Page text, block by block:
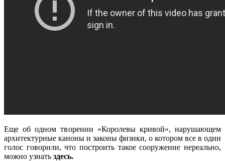
Еще об одном творении «Королевы кривой», нарушающем
архитектурные каноны и законы физики, о котором все в один
голос говорили, что построить такое сооружение нереально,
можно узнать здесь.